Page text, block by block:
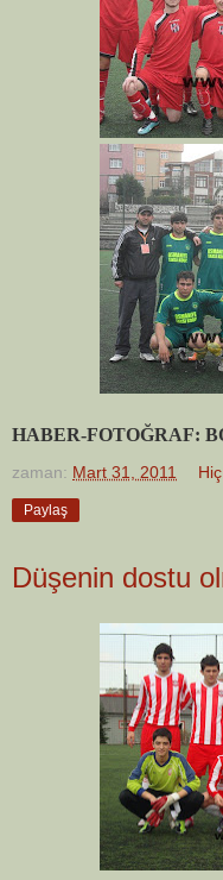
HABER-FOTOĞRAF:
zaman: Mart 31, 2011
Paylaş
Düşenin dostu